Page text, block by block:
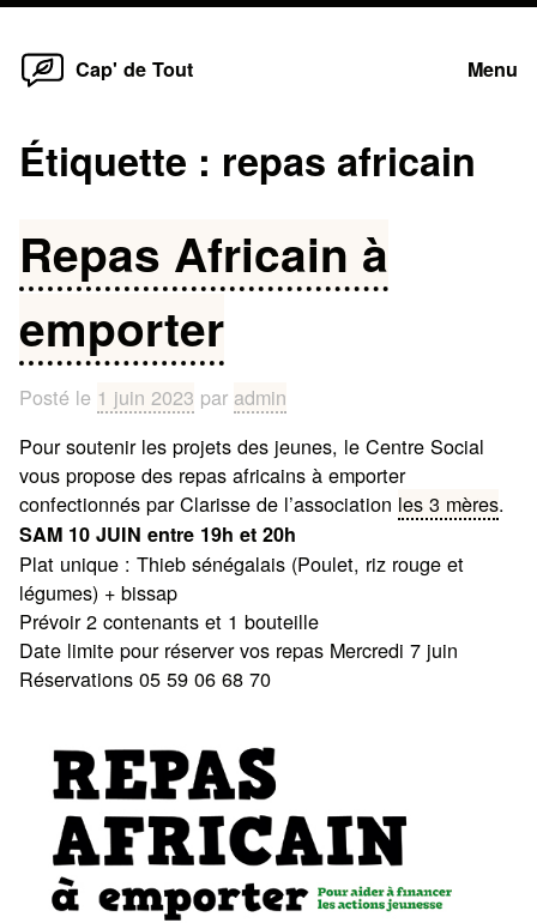
Skip
Cap' de Tout Menu
Étiquette : repas africain
Repas Africain à
emporter
Posté le 1 juin 2023 par admin
Pour soutenir les projets des jeunes, le Centre Social
vous propose des repas africains à emporter
confectionnés par Clarisse de l’association les 3 mères.
SAM 10 JUIN entre 19h et 20h
Plat unique : Thieb sénégalais (Poulet, riz rouge et
légumes) + bissap
Prévoir 2 contenants et 1 bouteille
Date limite pour réserver vos repas Mercredi 7 juin
Réservations 05 59 06 68 70